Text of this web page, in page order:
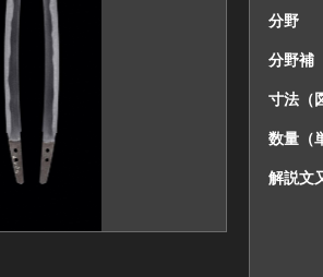
分野
分野補
寸法（
数量（
解説文